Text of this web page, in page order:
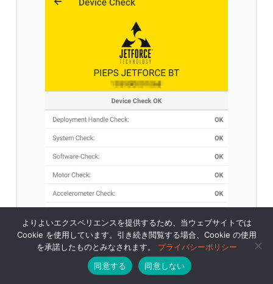
よりよいエクスペリエンスを提供するため、当ウェブサイトでは
Cookie を使用しています。引き続き閲覧する場合、Cookie の使用
を承諾したものとみなされます。 プライバシーポリシー
同意する
同意しない